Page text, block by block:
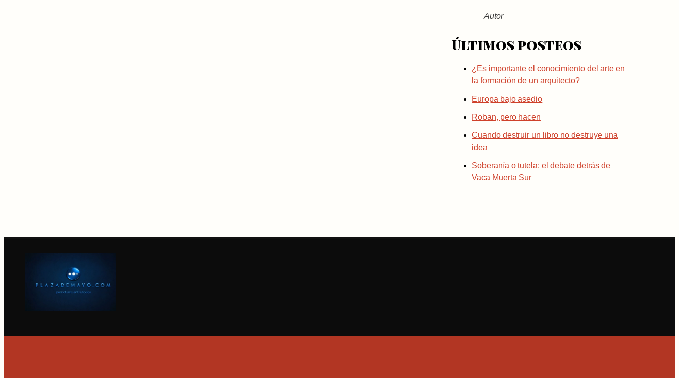
Autor
Últimos posteos
¿Es importante el conocimiento del arte en
la formación de un arquitecto?
Europa bajo asedio
Roban, pero hacen
Cuando destruir un libro no destruye una
idea
Soberanía o tutela: el debate detrás de
Vaca Muerta Sur